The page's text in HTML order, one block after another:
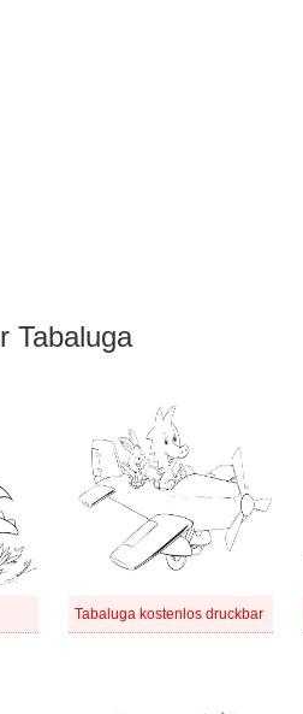
Tabaluga
Tabaluga kostenlos druckbar